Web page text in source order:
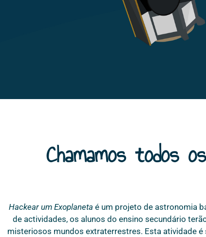
Chamamos todos
Hackear um Exoplaneta é um projeto de astronomia
de actividades, os alunos do ensino secundário
misteriosos mundos extraterrestres. Esta atividade